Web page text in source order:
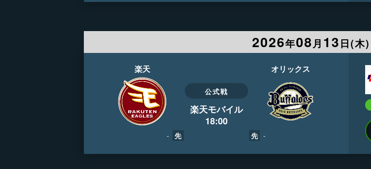
2026年08月 13 日(木)
楽天
- 先
公式戦
楽天モバイル
18:00
オリックス
先 -